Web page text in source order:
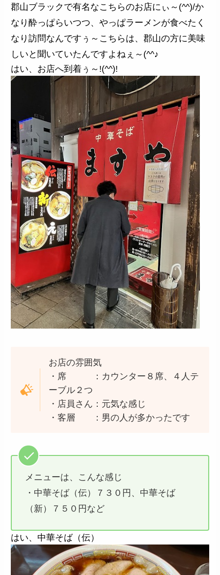
郡山ブラックで有名なこちらのお店にぃ～(^^)/か
なり酔っぱらいつつ、やっぱラーメンが食べたく
なり訪問なんですぅ～こちらは、郡山の方に美味
しいと聞いていたんですよねぇ～(^^♪
はい、お店へ到着ぅ～!(^^)!
お店の雰囲気
・席 ：カウンター８席、４人テ
ーブル２つ
・店員さん：元気な感じ
・客層 ：男の人が多かったです
メニューは、こんな感じ
・中華そば（伝）７３０円、中華そば
（新）７５０円など
はい、中華そば（伝）